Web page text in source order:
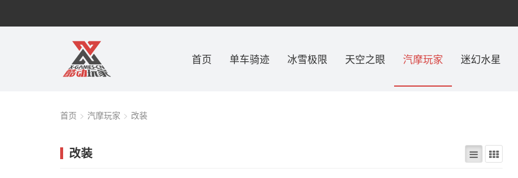
首页 单车骑迹 冰雪极限 天空之眼 汽摩玩家 迷幻水星
首页 汽摩玩家 改装
改装